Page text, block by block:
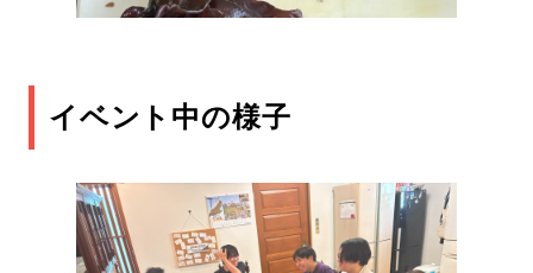
イベント中の様子